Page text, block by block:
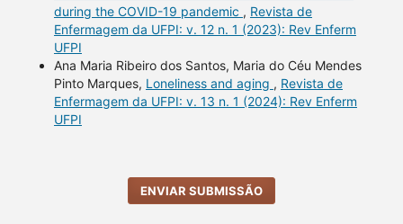
during the COVID-19 pandemic , Revista de
Enfermagem da UFPI: v. 12 n. 1 (2023): Rev Enferm
UFPI
Ana Maria Ribeiro dos Santos, Maria do Céu Mendes
Pinto Marques, Loneliness and aging , Revista de
Enfermagem da UFPI: v. 13 n. 1 (2024): Rev Enferm
UFPI
ENVIAR SUBMISSÃO